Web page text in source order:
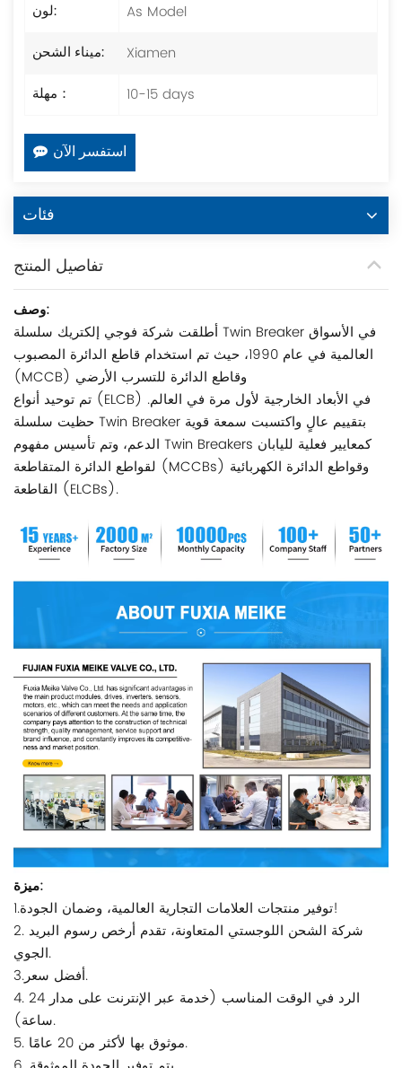
لون:
As Model
ميناء الشحن:
Xiamen
مهلة：
10-15 days
استفسر الآن
فئات
تفاصيل المنتج
وصف:
أطلقت شركة فوجي إلكتريك سلسلة Twin Breaker في الأسواق
العالمية في عام 1990، حيث تم استخدام قاطع الدائرة المصبوب
(MCCB) وقاطع الدائرة للتسرب الأرضي
تم توحيد أنواع (ELCB) في الأبعاد الخارجية لأول مرة في العالم.
حظيت سلسلة Twin Breaker بتقييم عالٍ واكتسبت سمعة قوية
الدعم، وتم تأسيس مفهوم Twin Breakers كمعايير فعلية لليابان
لقواطع الدائرة المتقاطعة (MCCBs) وقواطع الدائرة الكهربائية
القاطعة (ELCBs).
ميزة:
1.توفير منتجات العلامات التجارية العالمية، وضمان الجودة!
2. شركة الشحن اللوجستي المتعاونة، تقدم أرخص رسوم البريد
الجوي.
3.أفضل سعر.
4. الرد في الوقت المناسب (خدمة عبر الإنترنت على مدار 24
ساعة).
5. موثوق بها لأكثر من 20 عامًا.